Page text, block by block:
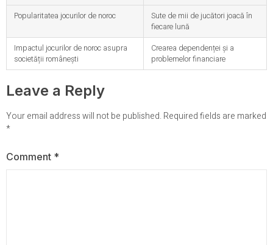
Popularitatea jocurilor de noroc
Sute de mii de jucători joacă în
fiecare lună
Impactul jocurilor de noroc asupra
societății românești
Crearea dependenței și a
problemelor financiare
Leave a Reply
Your email address will not be published. Required fields are marked
*
Comment *